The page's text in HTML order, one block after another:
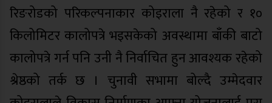
रिङरोडको परिकल्पनाकार कोइराला नै रहेको र १०
किलोमिटर कालोपत्रे भइसकेको अवस्थामा बाँकी बाटो
कालोपत्रे गर्न पनि उनी नै निर्वाचित हुन आवश्यक रहेको
श्रेष्ठको तर्क छ । चुनावी सभामा बोल्दै उम्मेदवार